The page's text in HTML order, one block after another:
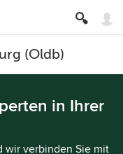
(Oldb)
in Ihrer
wir verbinden Sie mit